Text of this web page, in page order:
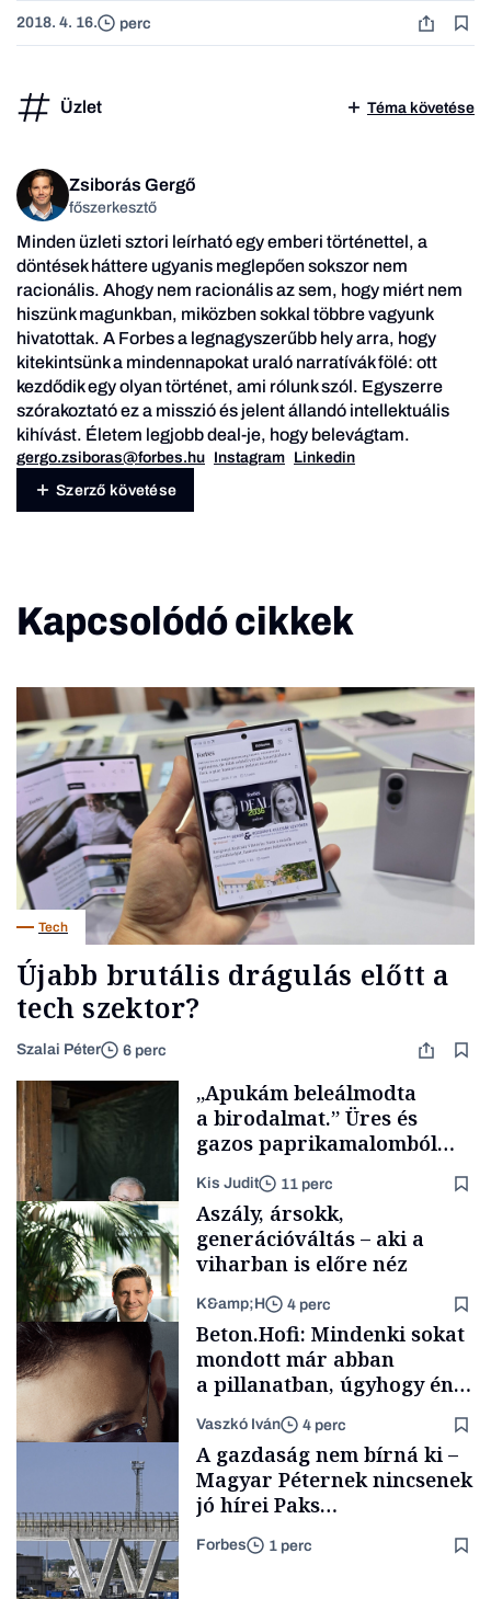
2018. 4. 16. perc
Üzlet Téma követése
Zsiborás Gergő
főszerkesztő
Minden üzleti sztori leírható egy emberi történettel, a
döntések háttere ugyanis meglepően sokszor nem
racionális. Ahogy nem racionális az sem, hogy miért nem
hiszünk magunkban, miközben sokkal többre vagyunk
hivatottak. A Forbes a legnagyszerűbb hely arra, hogy
kitekintsünk a mindennapokat uraló narratívák fölé: ott
kezdődik egy olyan történet, ami rólunk szól. Egyszerre
szórakoztató ez a misszió és jelent állandó intellektuális
kihívást. Életem legjobb deal-je, hogy belevágtam.
gergo.zsiboras@forbes.hu Instagram Linkedin
Szerző követése
Kapcsolódó cikkek
Tech
Újabb brutális drágulás előtt a
tech szektor?
Szalai Péter 6 perc
Családi
vállalkozások
„Apukám beleálmodta
a birodalmat.” Üres és
gazos paprikamalomból
lett az igazi családi
fűszersztori
Kis Judit 11 perc
TÁMOGATÓI
Aszály, ársokk,
generációváltás – aki a
viharban is előre néz
K&amp;H 4 perc
Forbes-sztori
Beton.Hofi: Mindenki sokat
mondott már abban
a pillanatban, úgyhogy én
a legsarkosabb
gondolataimat akartam
kimondani
Vaszkó Iván 4 perc
A gazdaság nem bírná ki –
Magyar Péternek nincsenek
jó hírei Paks
újraindításáról
Forbes 1 perc